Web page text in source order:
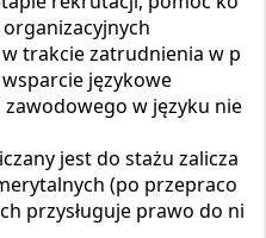
trakcie zatrudnienia w p
językowe
w języku nie
jest do stażu zalicza
(po przepraco
przysługuje prawo do ni